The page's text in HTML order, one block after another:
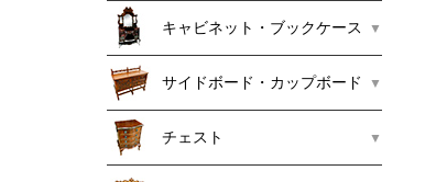
キャビネット・ブックケース
サイドボード・カップボード
チェスト